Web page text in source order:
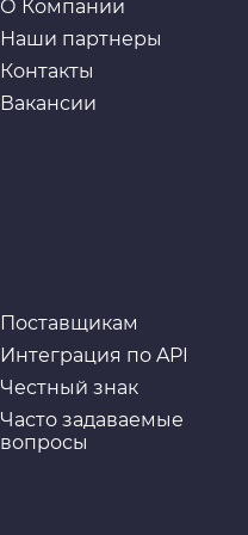
О Компании
Наши партнеры
Контакты
Вакансии
Поставщикам
Интеграция по API
Честный знак
Часто задаваемые
вопросы